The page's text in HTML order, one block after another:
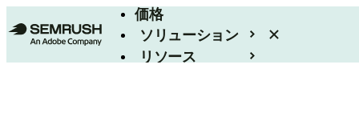
価格
ソリューション
リソース